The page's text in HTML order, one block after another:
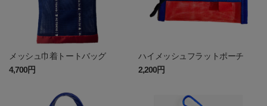
メッシュ巾着トートバッグ
4,700円
ハイメッシュフラットポーチ
2,200円